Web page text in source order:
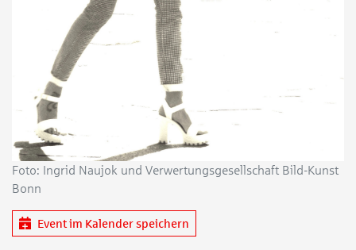
Foto: Ingrid Naujok und Verwertungsgesellschaft Bild-Kunst
Bonn
Event im Kalender speichern